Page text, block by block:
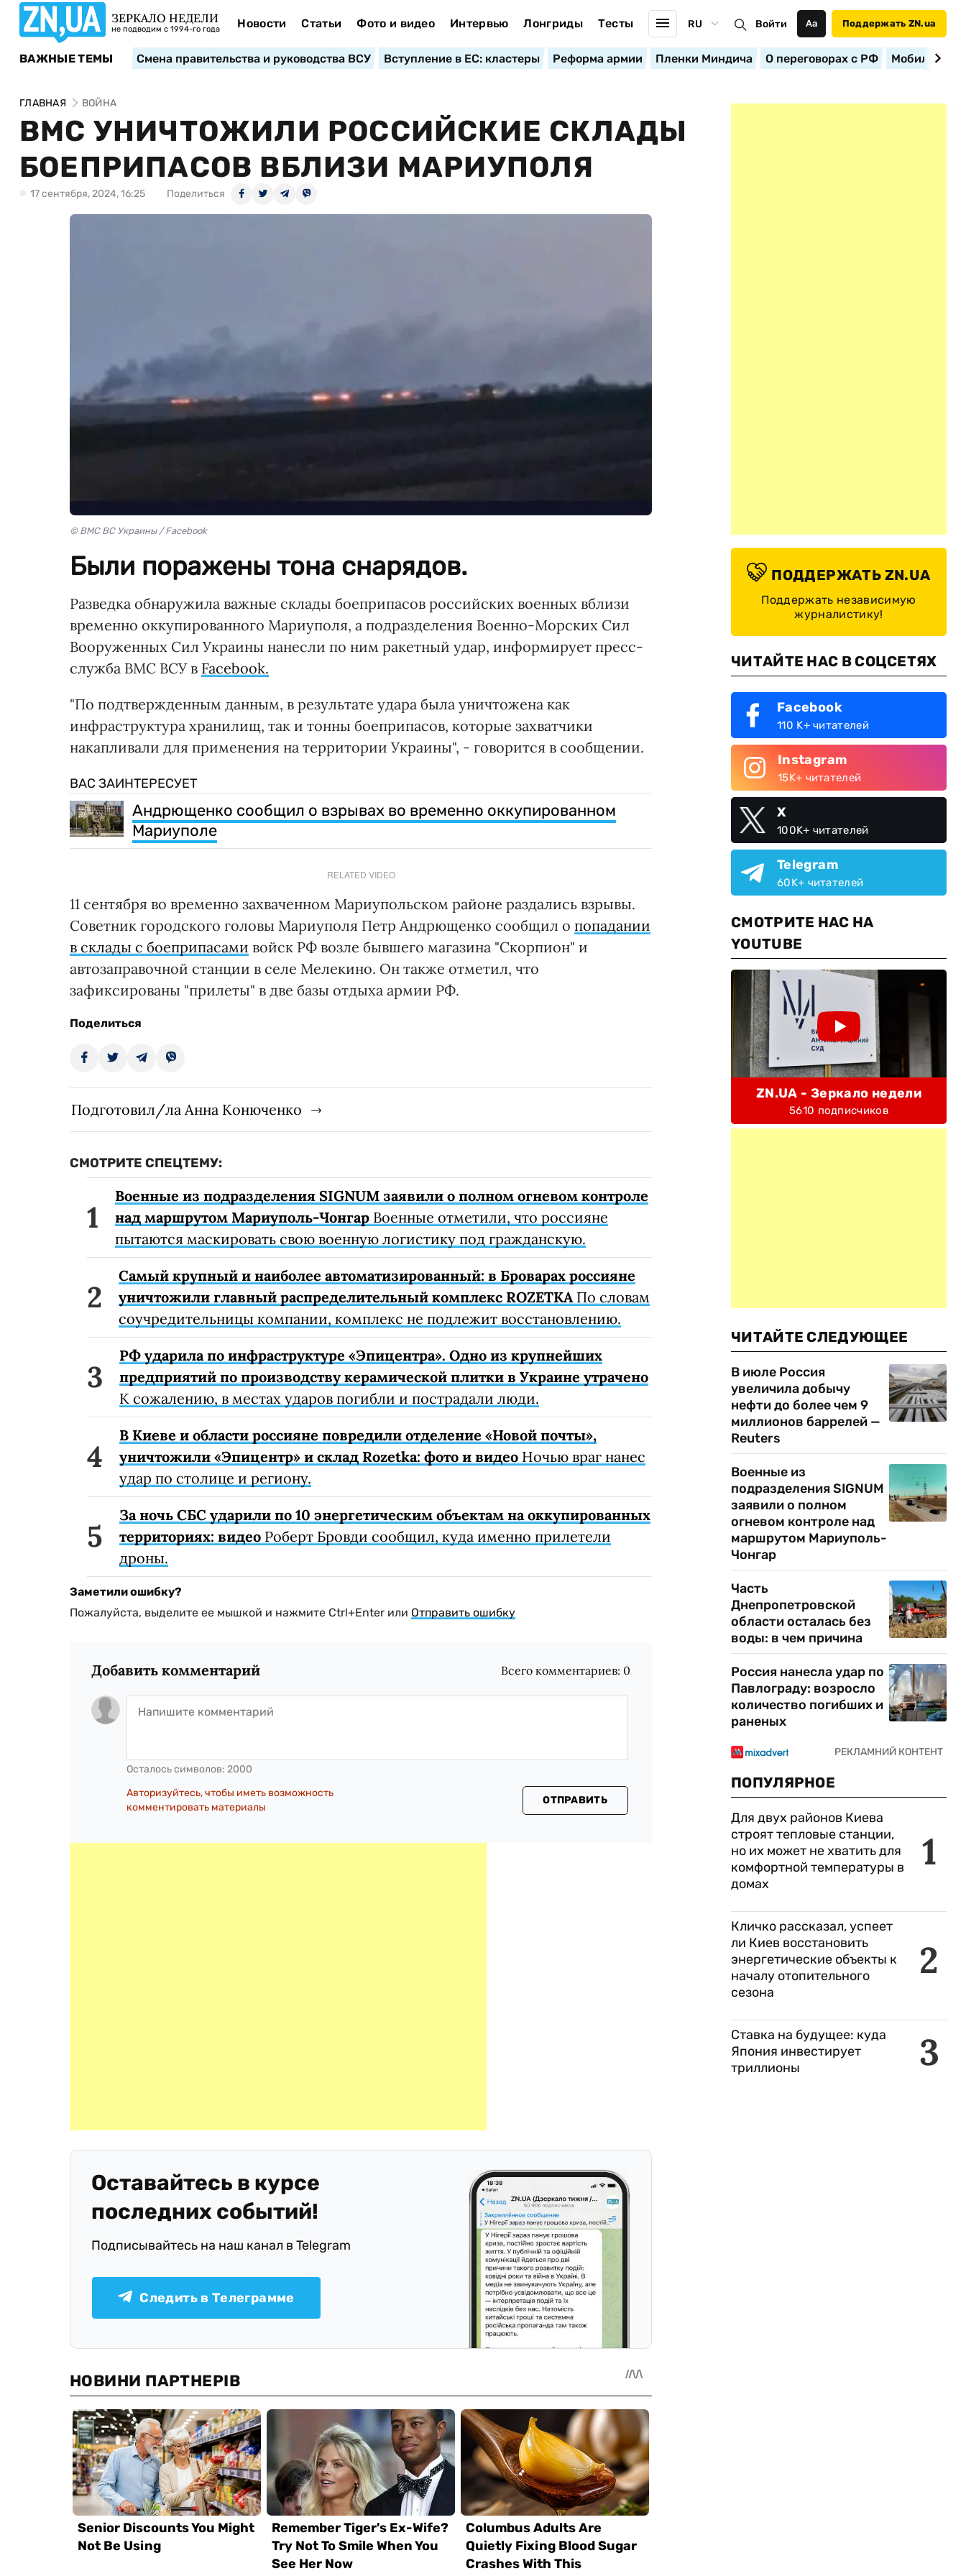
ЗЕРКАЛО НЕДЕЛИ
не подводим с 1994-го года Новости Статьи Фото и видео Интервью Лонгриды Тесты RU Войти Аа Поддержать ZN.ua
ВАЖНЫЕ ТЕМЫ Смена правительства и руководства ВСУ Вступление в ЕС: кластеры Реформа армии Пленки Миндича О переговорах с РФ
ГЛАВНАЯ ВОЙНА
ВМС УНИЧТОЖИЛИ РОССИЙСКИЕ СКЛАДЫ
БОЕПРИПАСОВ ВБЛИЗИ МАРИУПОЛЯ
17 сентября, 2024, 16:25 Поделиться
© ВМС ВС Украины / Facebook
Были поражены тона снарядов.
Разведка обнаружила важные склады боеприпасов российских военных вблизи
временно оккупированного Мариуполя, а подразделения Военно-Морских Сил
Вооруженных Сил Украины нанесли по ним ракетный удар, информирует пресс-
служба ВМС ВСУ в Facebook.
"По подтвержденным данным, в результате удара была уничтожена как
инфраструктура хранилищ, так и тонны боеприпасов, которые захватчики
накапливали для применения на территории Украины", - говорится в сообщении.
ВАС ЗАИНТЕРЕСУЕТ
Андрющенко сообщил о взрывах во временно оккупированном
Мариуполе
RELATED VIDEO
11 сентября во временно захваченном Мариупольском районе раздались взрывы.
Советник городского головы Мариуполя Петр Андрющенко сообщил о попадании
в склады с боеприпасами войск РФ возле бывшего магазина "Скорпион" и
автозаправочной станции в селе Мелекино. Он также отметил, что
зафиксированы "прилеты" в две базы отдыха армии РФ.
Поделиться
Подготовил/ла Анна Конюченко
СМОТРИТЕ СПЕЦТЕМУ:
Военные из подразделения SIGNUM заявили о полном огневом контроле
над маршрутом Мариуполь-Чонгар Военные отметили, что россияне
пытаются маскировать свою военную логистику под гражданскую.
Самый крупный и наиболее автоматизированный: в Броварах россияне
уничтожили главный распределительный комплекс ROZETKAПо словам
соучредительницы компании, комплекс не подлежит восстановлению.
РФ ударила по инфраструктуре «Эпицентра». Одно из крупнейших
предприятий по производству керамической плитки в Украине утрачено
К сожалению, в местах ударов погибли и пострадали люди.
В Киеве и области россияне повредили отделение «Новой почты»,
уничтожили «Эпицентр» и склад Rozetka: фото и видео Ночью враг нанес
удар по столице и региону.
За ночь СБС ударили по 10 энергетическим объектам на оккупированных
территориях: видео Роберт Бровди сообщил, куда именно прилетели
дроны.
Заметили ошибку?
Пожалуйста, выделите ее мышкой и нажмите Ctrl+Enter или Отправить ошибку
Добавить комментарий Всего комментариев: 0
Осталось символов: 2000
Авторизуйтесь, чтобы иметь возможность
комментировать материалы
ОТПРАВИТЬ
Оставайтесь в курсе
последних событий!
Подписывайтесь на наш канал в Telegram
Следить в Телеграмме
ПОДДЕРЖАТЬ ZN.UA
Поддержать независимую
журналистику!
ЧИТАЙТЕ НАС В СОЦСЕТЯХ
Facebook
110 K+ читателей
Instagram
15K+ читателей
X
100K+ читателей
Telegram
60K+ читателей
СМОТРИТЕ НАС НА
YOUTUBE
ZN.UA - Зеркало недели
5610 подписчиков
ЧИТАЙТЕ СЛЕДУЮЩЕЕ
В июле Россия
увеличила добычу
нефти до более чем 9
миллионов баррелей —
Reuters
Военные из
подразделения SIGNUM
заявили о полном
огневом контроле над
маршрутом Мариуполь-
Чонгар
Часть
Днепропетровской
области осталась без
воды: в чем причина
Россия нанесла удар по
Павлограду: возросло
количество погибших и
раненых
ПОПУЛЯРНОЕ
1
Для двух районов Киева
строят тепловые станции,
но их может не хватить для
комфортной температуры в
домах
2
Кличко рассказал, успеет
ли Киев восстановить
энергетические объекты к
началу отопительного
сезона
3
Ставка на будущее: куда
Япония инвестирует
триллионы